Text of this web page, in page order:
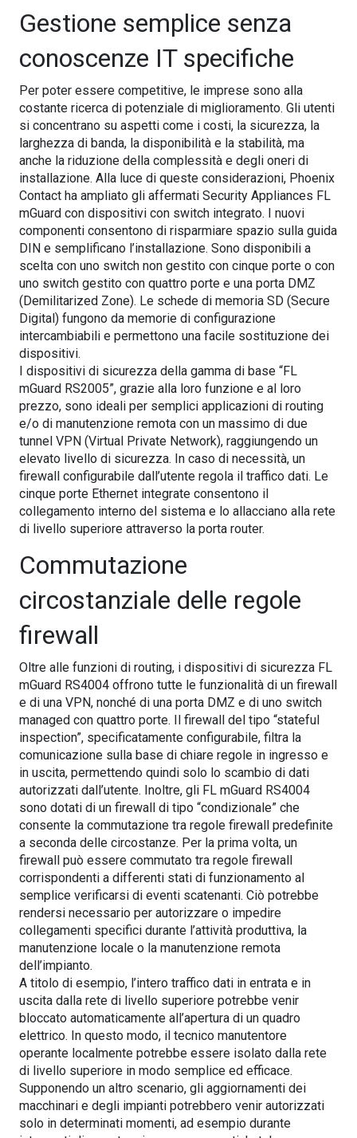
Gestione semplice senza
conoscenze IT specifiche
Per poter essere competitive, le imprese sono alla
costante ricerca di potenziale di miglioramento. Gli utenti
si concentrano su aspetti come i costi, la sicurezza, la
larghezza di banda, la disponibilità e la stabilità, ma
anche la riduzione della complessità e degli oneri di
installazione. Alla luce di queste considerazioni, Phoenix
Contact ha ampliato gli affermati Security Appliances FL
mGuard con dispositivi con switch integrato. I nuovi
componenti consentono di risparmiare spazio sulla guida
DIN e semplificano l’installazione. Sono disponibili a
scelta con uno switch non gestito con cinque porte o con
uno switch gestito con quattro porte e una porta DMZ
(Demilitarized Zone). Le schede di memoria SD (Secure
Digital) fungono da memorie di configurazione
intercambiabili e permettono una facile sostituzione dei
dispositivi.
I dispositivi di sicurezza della gamma di base “FL
mGuard RS2005”, grazie alla loro funzione e al loro
prezzo, sono ideali per semplici applicazioni di routing
e/o di manutenzione remota con un massimo di due
tunnel VPN (Virtual Private Network), raggiungendo un
elevato livello di sicurezza. In caso di necessità, un
firewall configurabile dall’utente regola il traffico dati. Le
cinque porte Ethernet integrate consentono il
collegamento interno del sistema e lo allacciano alla rete
di livello superiore attraverso la porta router.
Commutazione
circostanziale delle regole
firewall
Oltre alle funzioni di routing, i dispositivi di sicurezza FL
mGuard RS4004 offrono tutte le funzionalità di un firewall
e di una VPN, nonché di una porta DMZ e di uno switch
managed con quattro porte. Il firewall del tipo “stateful
inspection”, specificatamente configurabile, filtra la
comunicazione sulla base di chiare regole in ingresso e
in uscita, permettendo quindi solo lo scambio di dati
autorizzati dall’utente. Inoltre, gli FL mGuard RS4004
sono dotati di un firewall di tipo “condizionale” che
consente la commutazione tra regole firewall predefinite
a seconda delle circostanze. Per la prima volta, un
firewall può essere commutato tra regole firewall
corrispondenti a differenti stati di funzionamento al
semplice verificarsi di eventi scatenanti. Ciò potrebbe
rendersi necessario per autorizzare o impedire
collegamenti specifici durante l’attività produttiva, la
manutenzione locale o la manutenzione remota
dell’impianto.
A titolo di esempio, l’intero traffico dati in entrata e in
uscita dalla rete di livello superiore potrebbe venir
bloccato automaticamente all’apertura di un quadro
elettrico. In questo modo, il tecnico manutentore
operante localmente potrebbe essere isolato dalla rete
di livello superiore in modo semplice ed efficace.
Supponendo un altro scenario, gli aggiornamenti dei
macchinari e degli impianti potrebbero venir autorizzati
solo in determinati momenti, ad esempio durante